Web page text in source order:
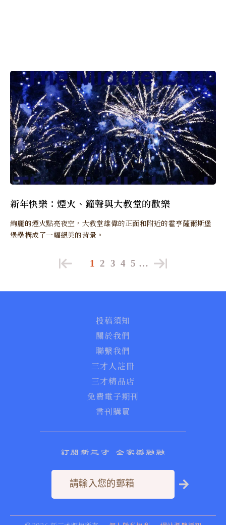
新年快樂：煙火、鐘聲與大教堂的歡樂
絢麗的煙火點亮夜空，大教堂雄偉的正面和附近的霍亨薩爾斯堡
堡壘構成了一幅絕美的背景。
1 2 3 4 5 …
投稿須知
關於我們
聯繫我們
三才人註冊
三才精品店
免費電子期刊
書刊購買
訂閱新三才 全家樂融融